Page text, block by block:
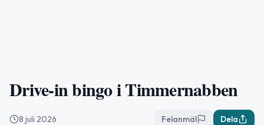
Drive-in bingo i Timmernabben
8 juli 2026 Felanmäl Dela